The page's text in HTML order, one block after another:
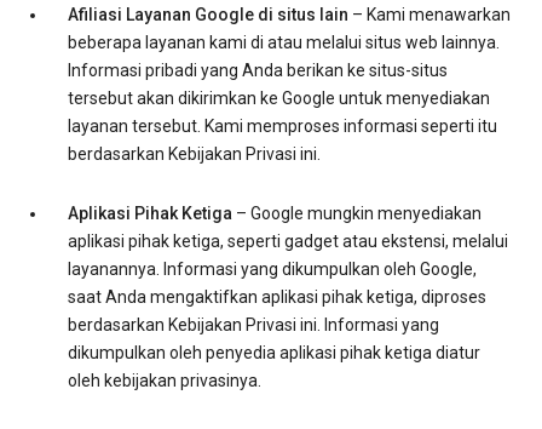
Afiliasi Layanan Google di situs lain – Kami menawarkan
beberapa layanan kami di atau melalui situs web lainnya.
Informasi pribadi yang Anda berikan ke situs-situs
tersebut akan dikirimkan ke Google untuk menyediakan
layanan tersebut. Kami memproses informasi seperti itu
berdasarkan Kebijakan Privasi ini.
Aplikasi Pihak Ketiga – Google mungkin menyediakan
aplikasi pihak ketiga, seperti gadget atau ekstensi, melalui
layanannya. Informasi yang dikumpulkan oleh Google,
saat Anda mengaktifkan aplikasi pihak ketiga, diproses
berdasarkan Kebijakan Privasi ini. Informasi yang
dikumpulkan oleh penyedia aplikasi pihak ketiga diatur
oleh kebijakan privasinya.